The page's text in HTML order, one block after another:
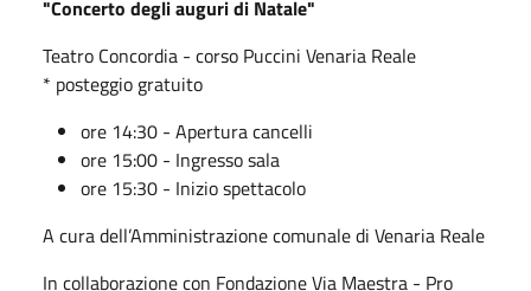
"Concerto degli auguri di Natale"
Teatro Concordia - corso Puccini Venaria Reale
* posteggio gratuito
ore 14:30 - Apertura cancelli
ore 15:00 - Ingresso sala
ore 15:30 - Inizio spettacolo
A cura dell’Amministrazione comunale di Venaria Reale
In collaborazione con Fondazione Via Maestra - Pro